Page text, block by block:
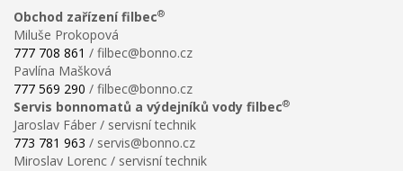
Obchod zařízení filbec®
Miluše Prokopová
777 708 861 / filbec@bonno.cz
Pavlína Mašková
777 569 290 / filbec@bonno.cz
Servis bonnomatů a výdejníků vody filbec®
Jaroslav Fáber / servisní technik
773 781 963 / servis@bonno.cz
Miroslav Lorenc / servisní technik